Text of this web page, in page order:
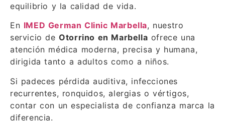
equilibrio y la calidad de vida.
En IMED German Clinic Marbella, nuestro
servicio deOtorrino en Marbella ofrece una
atención médica moderna, precisa y humana,
dirigida tanto a adultos como a niños.
Si padeces pérdida auditiva, infecciones
recurrentes, ronquidos, alergias o vértigos,
contar con un especialista de confianza marca la
diferencia.